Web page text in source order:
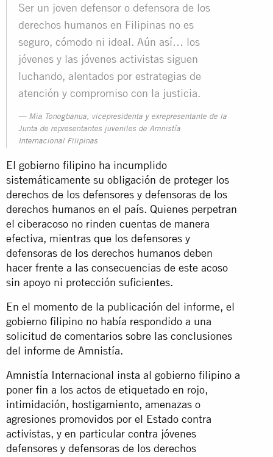
Ser un joven defensor o defensora de los
derechos humanos en Filipinas no es
seguro, cómodo ni ideal. Aún así… los
jóvenes y las jóvenes activistas siguen
luchando, alentados por estrategias de
atención y compromiso con la justicia.
Mia Tonogbanua, vicepresidenta y exrepresentante de la
Junta de representantes juveniles de Amnistía
Internacional Filipinas
El gobierno filipino ha incumplido
sistemáticamente su obligación de proteger los
derechos de los defensores y defensoras de los
derechos humanos en el país. Quienes perpetran
el ciberacoso no rinden cuentas de manera
efectiva, mientras que los defensores y
defensoras de los derechos humanos deben
hacer frente a las consecuencias de este acoso
sin apoyo ni protección suficientes.
En el momento de la publicación del informe, el
gobierno filipino no había respondido a una
solicitud de comentarios sobre las conclusiones
del informe de Amnistía.
Amnistía Internacional insta al gobierno filipino a
poner fin a los actos de etiquetado en rojo,
intimidación, hostigamiento, amenazas o
agresiones promovidos por el Estado contra
activistas, y en particular contra jóvenes
defensores y defensoras de los derechos